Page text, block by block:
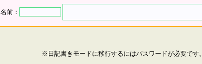
名前：
※日記書きモードに移行するにはパスワードが必要です。